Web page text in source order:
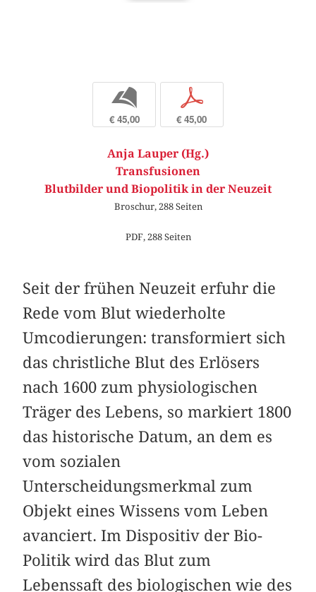
b
€ 45,00
p
€ 45,00
Anja Lauper (Hg.)
Transfusionen
Blutbilder und Biopolitik in der Neuzeit
Broschur, 288 Seiten
PDF, 288 Seiten
Seit der frühen Neuzeit erfuhr die
Rede vom Blut wiederholte
Umcodierungen: transformiert sich
das christliche Blut des Erlösers
nach 1600 zum physiologischen
Träger des Lebens, so markiert 1800
das historische Datum, an dem es
vom sozialen
Unterscheidungsmerkmal zum
Objekt eines Wissens vom Leben
avanciert. Im Dispositiv der Bio-
Politik wird das Blut zum
Lebenssaft des biologischen wie des